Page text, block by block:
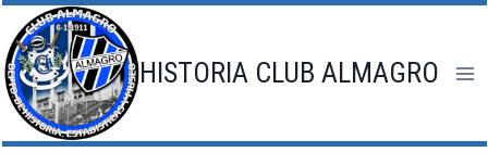
Saltar
al
contenido
HISTORIA CLUB ALMAGRO